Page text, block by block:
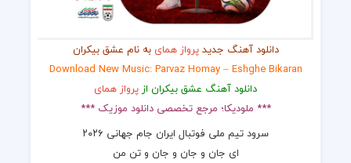
دانلود آهنگ جدیدپرواز همای به نام عشق بیکران
Download New Music: Parvaz Homay – Eshghe Bikaran
دانلود آهنگ عشق بیکران از پرواز همای
*** ملودیکا؛ مرجع تخصصی دانلود موزیک ***
سرود تیم ملی فوتبال ایران جام جهانی ۲۰۲۶
ای جان و جان و جان و تن من